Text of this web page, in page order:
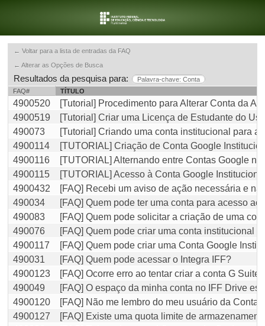
← Voltar para a lista de entradas da FAQ
← Alterar as Opções de Busca
Resultados da pesquisa para:
Palavra-chave: Conta
FAQ#
TÍTULO
4900520
[Tutorial] Procedimento para Alterar Conta da
4900519
[Tutorial] Criar uma Licença de Estudante do
490073
[Tutorial] Criando uma conta institucional para
4900114
[TUTORIAL] Criação de Conta Google
4900116
[TUTORIAL] Alternando entre Contas Google
4900115
[TUTORIAL] Acesso à Conta Google
4900432
[FAQ] Recebi um aviso de ação necessária e
490034
[FAQ] Quem pode ter uma conta para acesso ao
490083
[FAQ] Quem pode solicitar a criação de uma
490076
[FAQ] Quem pode criar uma conta institucional
4900117
[FAQ] Quem pode criar uma Conta Google
490031
[FAQ] Quem pode acessar o Integra IFF?
4900123
[FAQ] Ocorre erro ao tentar criar a conta G
490049
[FAQ] O espaço da minha conta no IFF Drive
4900120
[FAQ] Não me lembro do meu usuário da
4900127
[FAQ] Existe uma quota limite de